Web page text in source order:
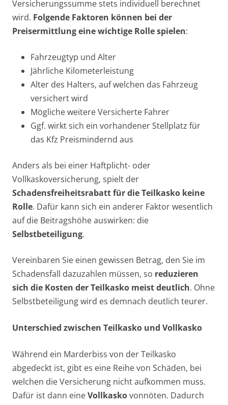
Versicherungssumme stets individuell berechnet
wird. Folgende Faktoren können bei der
Preisermittlung eine wichtige Rolle spielen:
Fahrzeugtyp und Alter
Jährliche Kilometerleistung
Alter des Halters, auf welchen das Fahrzeug
versichert wird
Mögliche weitere Versicherte Fahrer
Ggf. wirkt sich ein vorhandener Stellplatz für
das Kfz Preismindernd aus
Anders als bei einer Haftplicht- oder
Vollkaskoversicherung, spielt der
Schadensfreiheitsrabatt für die Teilkasko keine
Rolle. Dafür kann sich ein anderer Faktor wesentlich
auf die Beitragshöhe auswirken: die
Selbstbeteiligung.
Vereinbaren Sie einen gewissen Betrag, den Sie im
Schadensfall dazuzahlen müssen, so reduzieren
sich die Kosten der Teilkasko meist deutlich. Ohne
Selbstbeteiligung wird es demnach deutlich teurer.
Unterschied zwischen Teilkasko und Vollkasko
Während ein Marderbiss von der Teilkasko
abgedeckt ist, gibt es eine Reihe von Schäden, bei
welchen die Versicherung nicht aufkommen muss.
Dafür ist dann eineVollkaskovonnöten. Dadurch